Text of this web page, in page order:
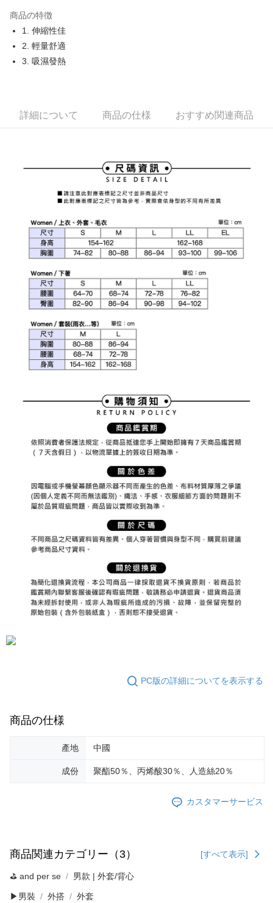
Easy Wallet
OP Pay Later
説明
的に OP Pay Later の取引プロセスに移行し、携帯番号を確認後、分割払
合、注文は自動的にキャンセルされます。「転専審査」に未通過の状況が
発生した場合は、システムの評価基準に達していないことを意味し、評価
内容についての説明はいたしかねます。
【支払い方法の説明】
1. 分割払いの金額は電信請求書に統合されず、「OP Pay Later」は毎月の
締め日後に支払いリマインダーのSMSを送信します。
2. SMSのリンクを通じて請求書を開いた後、「コンビニバーコード／台湾
大直営店舗／銀行振込／街口支払い／iPASS MONEY」などのチャネルで
支払いを選択できます。
【注意事項】
って提供され、ユーザーが取引時に本サービスを通じて商品やサービスを
購入できるようにし、店舗が売買／分割払い売買の債権を当社に譲渡した
後、契約に基づいて当社の請求書で帳款を支払うことになります。
2. 「OP Pay Later」を利用する契約関係の目的から、店舗はあなたの個人
情報（名前、電話または住所を含む）を台湾大哥大に提供し、収集、処理
3. 完全なユーザーサービス規約については、以下のリンクを参照してくだ
https://oppay.tw/userRule
一、 AFTEE代金後払いについて
1.お支払い方法でAFTEE代金後払いを選択すると、携帯電話認証ウィンド
4.ご注文が完了すると、携帯に支払い通知のSMSが届きます。アプリ会員
5.商品受け取り時のお支払いは不要です。商品を確かめてから、SMSまた
グでお支払いください。
代金納付期限は最短で 14 日以内ですので、ご注意ください。AFTEE アプ
リをダウンロードして AFTEE 会員になるとお支払い期限を最長 45 日以内
お支払期限は、ショップが請求した期日と、AFTEEで延長できる日数をも
とに計算されます。AFTEEで注文すると、商品を受け取るまで支払い期限
を延長できますが、商品を期限内に受け取れない場合があります（例：予
わらず、AFTEEで指定された期限内にお支払いください。
二、支払い限度額
1.初回 AFTEEを ご利用の際に、認証結果及び当社の審査の結果に基づ
き、限度額が設定されます。
3.現在、台湾の会員のみご利用いただけます。
三、利用規約「AFTEE代金後払い」（以下当サービスという）はネットプ
ロテクションズ（以下 AFTEE という）が提供し、AFTEEが代金を徴収し
ます。当サービスご利用の際に提供しなければならない個人情報（注文者
の氏名、電話番号、受取人の氏名、電話番号、受取人住所を含むがこれに
す。AFTEEの個人情報の収集、処理、利用について、詳細はAFTEE公式ホ
ームページの『個人情報の収集、処理及び利用に関する声明』をご参照く
ださい（https://aftee.tw/privacypolicy/ ）。
ります。支払い期限を過ぎた場合、その金額に基づいて年利20%の遅延滞
納金が加算されます。未成年の利用者は、事前に法定代理人または後見人
の同意を得ればAFTEEをご利用いただけます。
個人情報の処理、利用について疑問がある、または関連する法律の権利を
行使したい場合は、ネットプロテクションズcs_tw@netprotections.co.jp
にご連絡ください。上記に示した個人情報を、必要な購入注文書とあわせ
てAFTEEにご提供いただく、またはAFTEEにあなたの個人情報の収集、処
理、利用を許可することににご同意いただけない場合は、当サービスを選
ATM払い
全家取貨付款
付款後全家取貨
送料無料
萊爾富取貨付款
送料無料
付款後萊爾富取貨
送料無料
7-11取貨付款
送料無料
付款後7-11取貨
宅配
離島宅配
送料無料
商品の特徴
1. 伸縮性佳
2. 輕量舒適
3. 吸濕發熱
詳細について 商品の仕様 おすすめ関連商品
PC版の詳細についてを表示する
商品の仕様
產地 中國
成份 聚酯50％、丙烯酸30％、人造絲20％
カスタマーサービス
商品関連カテゴリー（3） [すべて表示]
⛳️ and per se 男款 | 外套/背心
▶男裝 外搭 外套